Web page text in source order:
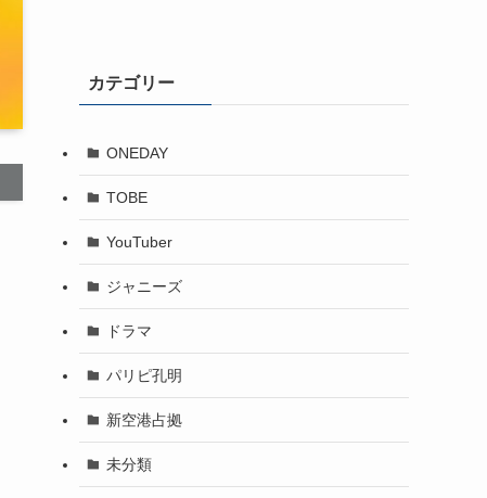
カテゴリー
ONEDAY
TOBE
YouTuber
ジャニーズ
ドラマ
パリピ孔明
新空港占拠
未分類